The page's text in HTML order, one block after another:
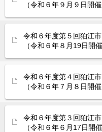
（令和６年９月９日開催
令和６年度第５回狛江
（令和６年８月19日開催
令和６年度第４回狛江
（令和６年７月８日開催
令和６年度第３回狛江
（令和６年６月17日開催